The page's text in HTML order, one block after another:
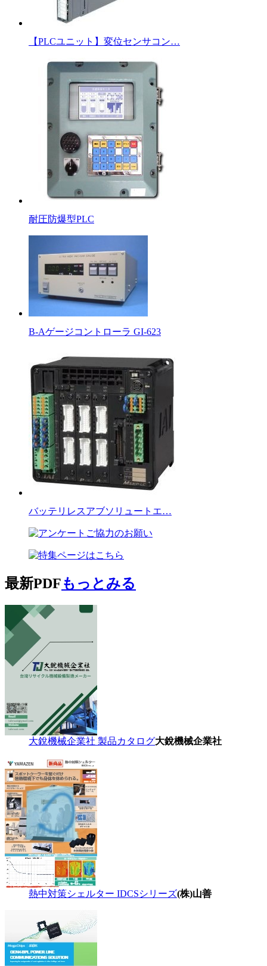
【PLCユニット】変位センサコン…
耐圧防爆型PLC
B-Aゲージコントローラ GI-623
バッテリレスアブソリュートエ…
最新PDFもっとみる
大銳機械企業社 製品カタログ大銳機械企業社
熱中対策シェルター IDCSシリーズ(株)山善